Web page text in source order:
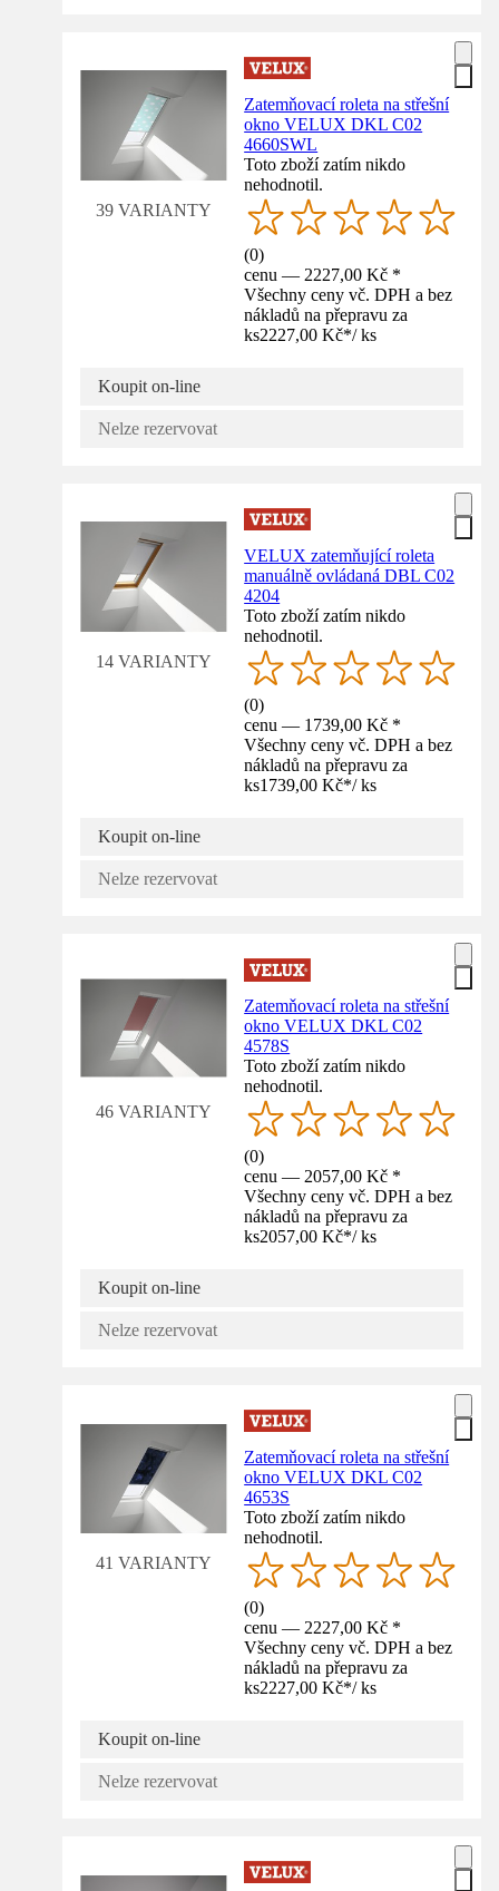
39 VARIANTY
Zatemňovací roleta na střešní
okno VELUX DKL C02
4660SWL
Toto zboží zatím nikdo
nehodnotil.
(0)
cenu — 2227,00 Kč *
Všechny ceny vč. DPH a bez
nákladů na přepravu za
ks2227,00 Kč*/ ks
Koupit on-line
Nelze rezervovat
14 VARIANTY
VELUX zatemňující roleta
manuálně ovládaná DBL C02
4204
Toto zboží zatím nikdo
nehodnotil.
(0)
cenu — 1739,00 Kč *
Všechny ceny vč. DPH a bez
nákladů na přepravu za
ks1739,00 Kč*/ ks
Koupit on-line
Nelze rezervovat
46 VARIANTY
Zatemňovací roleta na střešní
okno VELUX DKL C02
4578S
Toto zboží zatím nikdo
nehodnotil.
(0)
cenu — 2057,00 Kč *
Všechny ceny vč. DPH a bez
nákladů na přepravu za
ks2057,00 Kč*/ ks
Koupit on-line
Nelze rezervovat
41 VARIANTY
Zatemňovací roleta na střešní
okno VELUX DKL C02
4653S
Toto zboží zatím nikdo
nehodnotil.
(0)
cenu — 2227,00 Kč *
Všechny ceny vč. DPH a bez
nákladů na přepravu za
ks2227,00 Kč*/ ks
Koupit on-line
Nelze rezervovat